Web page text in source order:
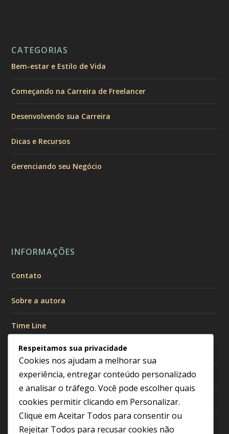
CATEGORIAS
Bem-estar e Estilo de Vida
Começando na Carreira de Freelancer
Desenvolvendo sua Carreira
Dicas e Recursos
Gerenciando seu Negócio
INFORMAÇÕES
Contato
Sobre a autora
Time Line
Políticas de Privacidade
Política de Cookies
Política Editorial
Termos de Uso
Respeitamos sua privacidade
Cookies nos ajudam a melhorar sua
experiência, entregar conteúdo personalizado
e analisar o tráfego. Você pode escolher quais
cookies permitir clicando em Personalizar.
Clique em Aceitar Todos para consentir ou
Rejeitar Todos para recusar cookies não